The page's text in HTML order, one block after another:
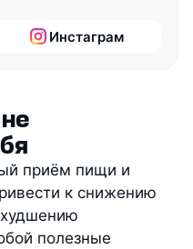
Инстаграм
приём пищи и
к снижению
полезные